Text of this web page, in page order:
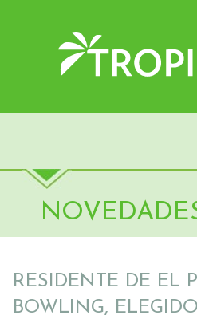
RESIDENTE DE EL
BOWLING,